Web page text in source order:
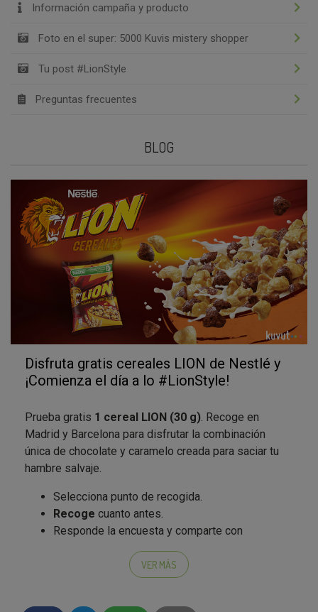
Información campaña y producto
Foto en el super: 5000 Kuvis mistery shopper
Tu post #LionStyle
Preguntas frecuentes
BLOG
Disfruta gratis cereales LION de Nestlé y
¡Comienza el día a lo #LionStyle!
Prueba gratis 1 cereal LION (30 g). Recoge en
Madrid y Barcelona para disfrutar la combinación
única de chocolate y caramelo creada para saciar tu
hambre salvaje.
Selecciona punto de recogida.
Recoge cuanto antes.
Responde la encuesta y comparte con
tu experiencia.
Los cereales LION de Nestlé son una combinación
VER MÁS